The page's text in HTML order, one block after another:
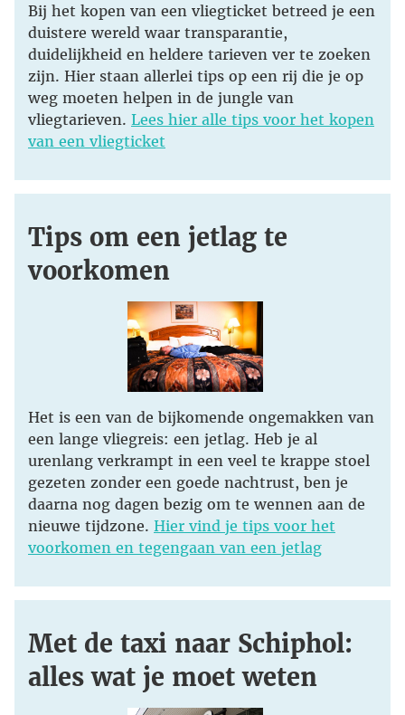
Bij het kopen van een vliegticket betreed je een
duistere wereld waar transparantie,
duidelijkheid en heldere tarieven ver te zoeken
zijn. Hier staan allerlei tips op een rij die je op
weg moeten helpen in de jungle van
vliegtarieven. Lees hier alle tips voor het kopen
van een vliegticket
Tips om een jetlag te
voorkomen
Het is een van de bijkomende ongemakken van
een lange vliegreis: een jetlag. Heb je al
urenlang verkrampt in een veel te krappe stoel
gezeten zonder een goede nachtrust, ben je
daarna nog dagen bezig om te wennen aan de
nieuwe tijdzone. Hier vind je tips voor het
voorkomen en tegengaan van een jetlag
Met de taxi naar Schiphol:
alles wat je moet weten